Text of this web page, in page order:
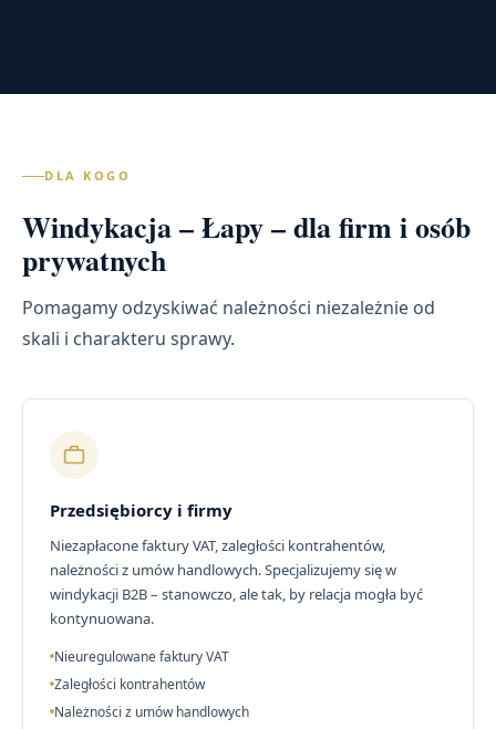
DLA KOGO
Windykacja – Łapy – dla firm i osób
prywatnych
Pomagamy odzyskiwać należności niezależnie od
skali i charakteru sprawy.
Przedsiębiorcy i firmy
Niezapłacone faktury VAT, zaległości kontrahentów,
należności z umów handlowych. Specjalizujemy się w
windykacji B2B – stanowczo, ale tak, by relacja mogła być
kontynuowana.
Nieuregulowane faktury VAT
Zaległości kontrahentów
Należności z umów handlowych